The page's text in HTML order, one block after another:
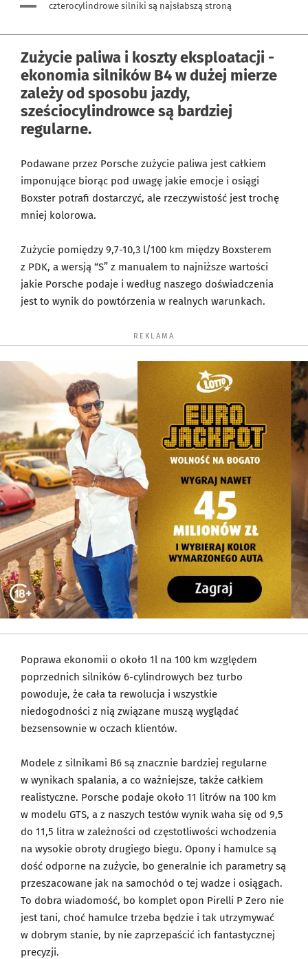
czterocylindrowe silniki są najsłabszą stroną
Zużycie paliwa i koszty eksploatacji -
ekonomia silników B4 w dużej mierze
zależy od sposobu jazdy,
sześciocylindrowce są bardziej
regularne.
Podawane przez Porsche zużycie paliwa jest całkiem
imponujące biorąc pod uwagę jakie emocje i osiągi
Boxster potrafi dostarczyć, ale rzeczywistość jest trochę
mniej kolorowa.
Zużycie pomiędzy 9,7-10,3 l/100 km między Boxsterem
z PDK, a wersją “S” z manualem to najniższe wartości
jakie Porsche podaje i według naszego doświadczenia
jest to wynik do powtórzenia w realnych warunkach.
REKLAMA
Poprawa ekonomii o około 1l na 100 km względem
poprzednich silników 6-cylindrowych bez turbo
powoduje, że cała ta rewolucja i wszystkie
niedogodności z nią związane muszą wyglądać
bezsensownie w oczach klientów.
Modele z silnikami B6 są znacznie bardziej regularne
w wynikach spalania, a co ważniejsze, także całkiem
realistyczne. Porsche podaje około 11 litrów na 100 km
w modelu GTS, a z naszych testów wynik waha się od 9,5
do 11,5 litra w zależności od częstotliwości wchodzenia
na wysokie obroty drugiego biegu. Opony i hamulce są
dość odporne na zużycie, bo generalnie ich parametry są
przeszacowane jak na samochód o tej wadze i osiągach.
To dobra wiadomość, bo komplet opon Pirelli P Zero nie
jest tani, choć hamulce trzeba będzie i tak utrzymywać
w dobrym stanie, by nie zaprzepaścić ich fantastycznej
precyzji.